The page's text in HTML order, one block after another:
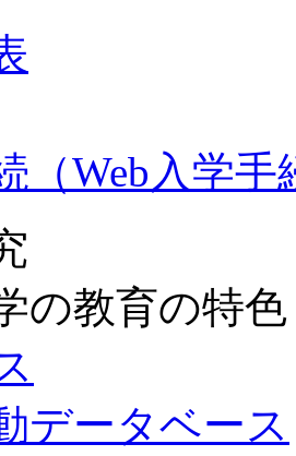
（Web入学
の教育の特色
データベース